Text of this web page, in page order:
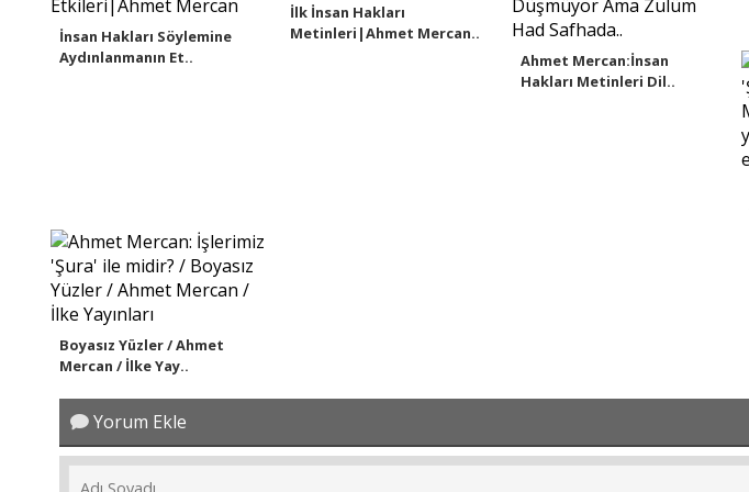
İnsan Hakları Söylemine
Aydınlanmanın Et..
İlk İnsan Hakları
Metinleri|Ahmet Mercan..
Ahmet Mercan:İnsan
Hakları Metinleri Dil..
Boyasız Yüzler / Ahmet
Mercan / İlke Yay..
Yorum Ekle